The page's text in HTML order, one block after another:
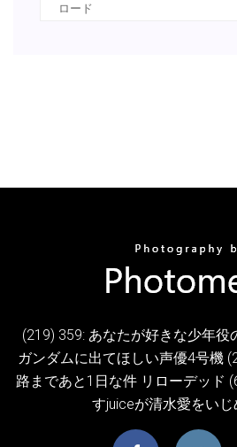
ロード
(219) 359: あなたが好きな少年役
ガンダムに出てほしい声優4号機
路まであと1日な件 リローデッド
すjuiceが清水愛をいじ